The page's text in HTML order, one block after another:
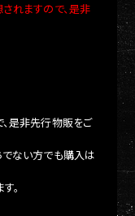
れますので、是非
是非先行物販をご
ない方でも購入は
。